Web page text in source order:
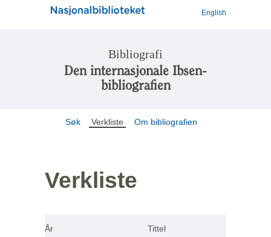
English
Bibliografi
Den internasjonale Ibsen-
bibliografien
Søk Verkliste Om bibliografien
Verkliste
År Tittel